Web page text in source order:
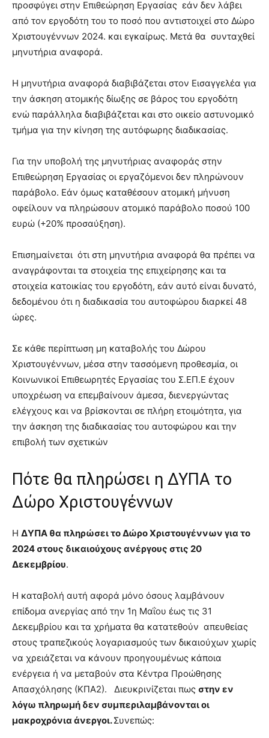
προσφύγει στην Επιθεώρηση Εργασίας εάν δεν λάβει
από τον εργοδότη του το ποσό που αντιστοιχεί στο Δώρο
Χριστουγέννων 2024. και εγκαίρως. Μετά θα συνταχθεί
μηνυτήρια αναφορά.
Η μηνυτήρια αναφορά διαβιβάζεται στον Εισαγγελέα για
την άσκηση ατομικής δίωξης σε βάρος του εργοδότη
ενώ παράλληλα διαβιβάζεται και στο οικείο αστυνομικό
τμήμα για την κίνηση της αυτόφωρης διαδικασίας.
Για την υποβολή της μηνυτήριας αναφοράς στην
Επιθεώρηση Εργασίας οι εργαζόμενοι δεν πληρώνουν
παράβολο. Εάν όμως καταθέσουν ατομική μήνυση
οφείλουν να πληρώσουν ατομικό παράβολο ποσού 100
ευρώ (+20% προσαύξηση).
Επισημαίνεται ότι στη μηνυτήρια αναφορά θα πρέπει να
αναγράφονται τα στοιχεία της επιχείρησης και τα
στοιχεία κατοικίας του εργοδότη, εάν αυτό είναι δυνατό,
δεδομένου ότι η διαδικασία του αυτοφώρου διαρκεί 48
ώρες.
Σε κάθε περίπτωση μη καταβολής του Δώρου
Χριστουγέννων, μέσα στην τασσόμενη προθεσμία, οι
Κοινωνικοί Επιθεωρητές Εργασίας του Σ.ΕΠ.Ε έχουν
υποχρέωση να επεμβαίνουν άμεσα, διενεργώντας
ελέγχους και να βρίσκονται σε πλήρη ετοιμότητα, για
την άσκηση της διαδικασίας του αυτοφώρου και την
επιβολή των σχετικών
Πότε θα πληρώσει η ΔΥΠΑ το
Δώρο Χριστουγέννων
Η ΔΥΠΑ θα πληρώσει το Δώρο Χριστουγέννων για το
2024 στους δικαιούχους ανέργους στις 20
Δεκεμβρίου.
Η καταβολή αυτή αφορά μόνο όσους λαμβάνουν
επίδομα ανεργίας από την 1η Μαΐου έως τις 31
Δεκεμβρίου και τα χρήματα θα κατατεθούν απευθείας
στους τραπεζικούς λογαριασμούς των δικαιούχων χωρίς
να χρειάζεται να κάνουν προηγουμένως κάποια
ενέργεια ή να μεταβούν στα Κέντρα Προώθησης
Απασχόλησης (ΚΠΑ2). Διευκρινίζεται πως στην εν
λόγω πληρωμή δεν συμπεριλαμβάνονται οι
μακροχρόνια άνεργοι.Συνεπώς: